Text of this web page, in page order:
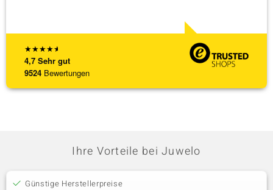
★★★★★
4,7 Sehr gut
9524 Bewertungen
Ihre Vorteile bei Juwelo
Günstige Herstellerpreise